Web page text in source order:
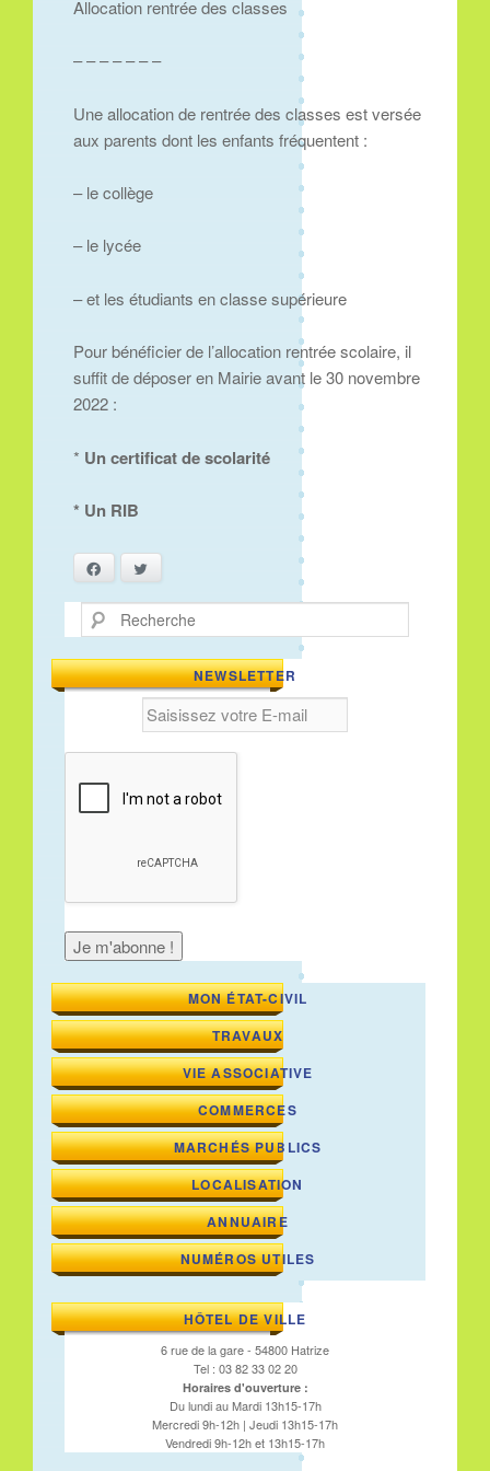
Allocation rentrée des classes
– – – – – – –
Une allocation de rentrée des classes est versée
aux parents dont les enfants fréquentent :
– le collège
– le lycée
– et les étudiants en classe supérieure
Pour bénéficier de l’allocation rentrée scolaire, il
suffit de déposer en Mairie avant le 30 novembre
2022 :
* Un certificat de scolarité
* Un RIB
Facebook
Recherche
NEWSLETTER
MON ÉTAT-CIVIL
TRAVAUX
VIE ASSOCIATIVE
COMMERCES
MARCHÉS PUBLICS
LOCALISATION
ANNUAIRE
NUMÉROS UTILES
HÔTEL DE VILLE
6 rue de la gare - 54800 Hatrize
Tel : 03 82 33 02 20
Horaires d'ouverture :
Du lundi au Mardi 13h15-17h
Mercredi 9h-12h | Jeudi 13h15-17h
Vendredi 9h-12h et 13h15-17h